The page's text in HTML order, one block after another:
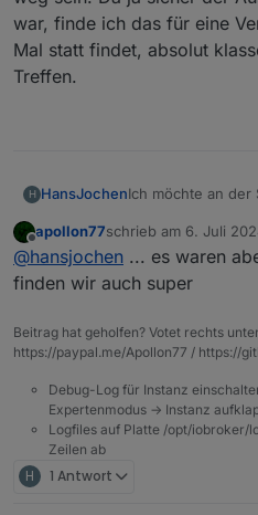
war, finde ich das für eine
Mal statt findet, absolut
Treffen.
H HansJochenIch möchte an der
1 Monat nach
Tickets noch 7
sicher auch weg
Ausverkauf auch
findet, absolut
Treffen.
Offline
apollon77schrieb am 6. Juli
zuletzt editiert von
@hansjochen ... es waren
finden wir auch super
Beitrag hat geholfen? Votet rechts
https://paypal.me/Apollon77 / https://
Debug-Log für Instanz
Expertenmodus -> Instanz
Logfiles auf Platte /opt/iobroker/
Zeilen ab
H 1 Antwort